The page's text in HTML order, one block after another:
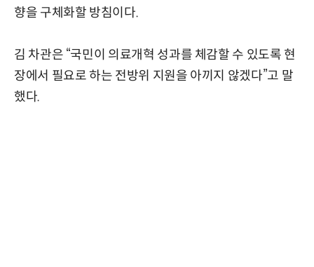
향을 구체화할 방침이다.
김 차관은 “국민이 의료개혁 성과를 체감할 수 있도록 현
장에서 필요로 하는 전방위 지원을 아끼지 않겠다”고 말
했다.